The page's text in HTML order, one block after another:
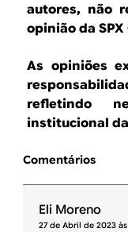
autores, não
opinião da
As opiniões
refletindo
institucional da
Comentários
Eli Moreno
27 de Abril de 2023